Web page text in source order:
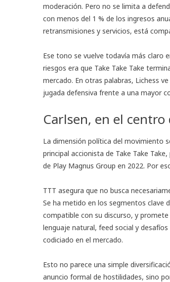
moderación. Pero no se limita a
con menos del 1 % de los ingresos
retransmisiones y servicios, está
Ese tono se vuelve todavía más claro
riesgos era que Take Take Take
mercado. En otras palabras, Lichess
jugada defensiva frente a una mayor
Carlsen, en el
La dimensión política del movimiento
principal accionista de Take Take
de Play Magnus Group en 2022. Por
TTT asegura que no busca
Se ha metido en los segmentos clave
compatible con su discurso, y
lenguaje natural, feed social y
codiciado en el mercado.
Esto no parece una simple
anuncio formal de hostilidades, sino